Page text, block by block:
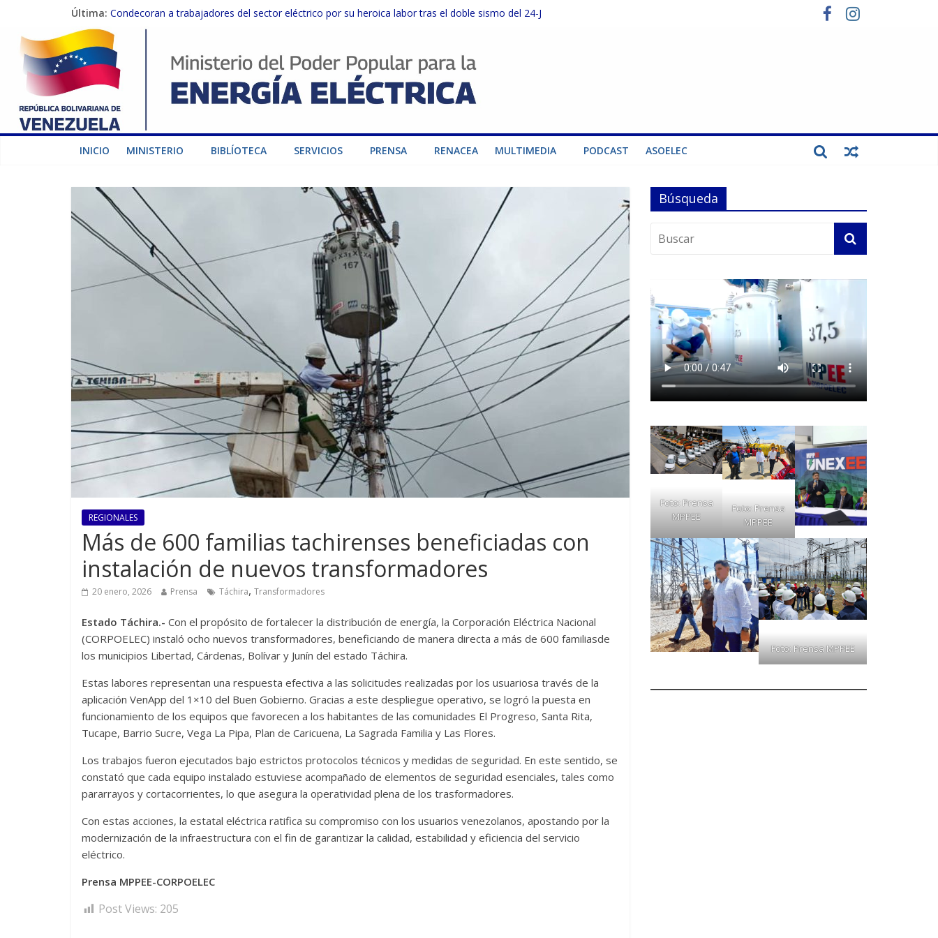
Última: Condecoran a trabajadores del sector eléctrico por su heroica labor tras el doble sismo del 24-J
Gobierno Nacional coordina acciones con el sector privado para fortalecer el SEN ante el «Súper Niño»
Inspeccionan trabajos de rehabilitación en instalaciones del SEN en Carabobo
Gobierno Nacional activa plan preventivo para fortalecer el SEN ante el fenómeno de El Niño
Termocarabobo recupera el 50% de su capacidad de generación para fortalecer el SEN
INICIO MINISTERIO BIBLÍOTECA SERVICIOS PRENSA RENACEA MULTIMEDIA PODCAST ASOELEC
REGIONALES
Más de 600 familias tachirenses beneficiadas con
instalación de nuevos transformadores
20 enero, 2026 Prensa Táchira, Transformadores
Estado Táchira.- Con el propósito de fortalecer la distribución de energía, la Corporación Eléctrica Nacional
(CORPOELEC) instaló ocho nuevos transformadores, beneficiando de manera directa a más de 600 familiasde
los municipios Libertad, Cárdenas, Bolívar y Junín del estado Táchira.
Estas labores representan una respuesta efectiva a las solicitudes realizadas por los usuariosa través de la
aplicación VenApp del 1×10 del Buen Gobierno. Gracias a este despliegue operativo, se logró la puesta en
funcionamiento de los equipos que favorecen a los habitantes de las comunidades El Progreso, Santa Rita,
Tucape, Barrio Sucre, Vega La Pipa, Plan de Caricuena, La Sagrada Familia y Las Flores.
Los trabajos fueron ejecutados bajo estrictos protocolos técnicos y medidas de seguridad. En este sentido, se
constató que cada equipo instalado estuviese acompañado de elementos de seguridad esenciales, tales como
pararrayos y cortacorrientes, lo que asegura la operatividad plena de los trasformadores.
Con estas acciones, la estatal eléctrica ratifica su compromiso con los usuarios venezolanos, apostando por la
modernización de la infraestructura con el fin de garantizar la calidad, estabilidad y eficiencia del servicio
eléctrico.
Prensa MPPEE-CORPOELEC
Post Views: 205
Búsqueda
Foto: Prensa
MPPEE
Foto: Prensa
MPPEE
Foto: Prensa MPPEE